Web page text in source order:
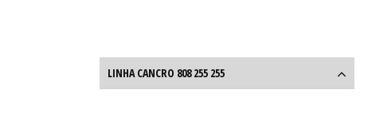
LINHA CANCRO 808 255 255